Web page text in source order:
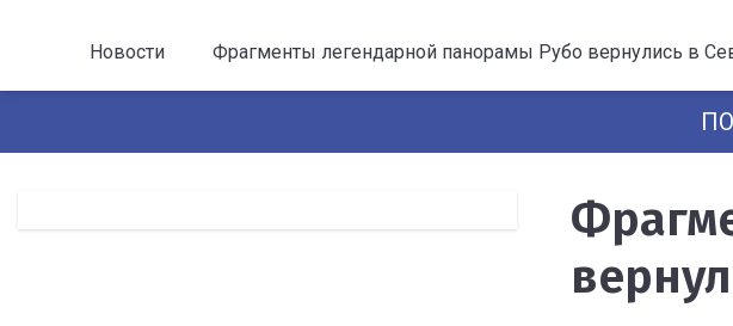
Новости Фрагменты легендарной панорамы Рубо вернулись в